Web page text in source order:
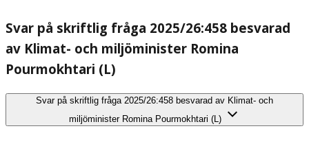
Svar på skriftlig fråga 2025/26:458 besvarad
av Klimat- och miljöminister Romina
Pourmokhtari (L)
Svar på skriftlig fråga 2025/26:458 besvarad av Klimat- och
miljöminister Romina Pourmokhtari (L)